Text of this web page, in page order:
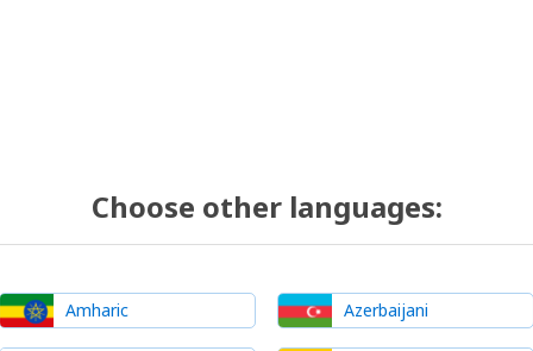
Choose other languages:
Amharic Azerbaijani